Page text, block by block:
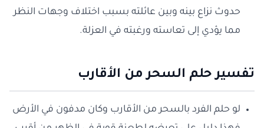
حدوث نزاع بينه وبين عائلته بسبب اختلاف وجهات النظر
مما يؤدي إلى تعاسته ورغبته في العزلة.
تفسير حلم السحر من الأقارب
لو حلم الفرد بالسحر من الأقارب وكان مدفون في الأرض